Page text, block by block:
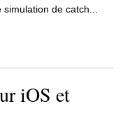
de catch...
iOS et